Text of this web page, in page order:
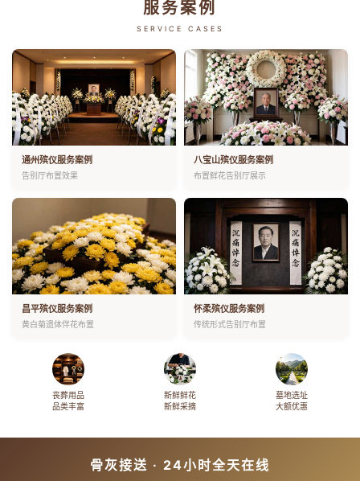
服务案例
SERVICE CASES
通州殡仪服务案例
告别厅布置效果
八宝山殡仪服务案例
布置鲜花告别厅展示
昌平殡仪服务案例
黄白菊遗体伴花布置
怀柔殡仪服务案例
传统形式告别厅布置
丧葬用品
品类丰富
新鲜鲜花
新鲜采摘
墓地选址
大额优惠
骨灰接送 · 24小时全天在线